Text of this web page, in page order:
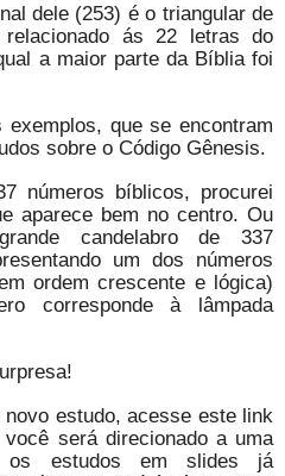
dele (253) é o triangular de
relacionado ás 22 letras do
a maior parte da Bíblia foi
que se encontram
sobre o Código Gênesis.
números bíblicos, procurei
aparece bem no centro. Ou
candelabro de 337
um dos números
ordem crescente e lógica)
corresponde à lâmpada
estudo, acesse este link
será direcionado a uma
os estudos em slides já